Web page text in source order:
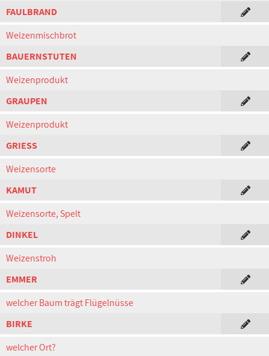
FAULBRAND
Weizenmischbrot
BAUERNSTUTEN
Weizenprodukt
GRAUPEN
Weizenprodukt
GRIESS
Weizensorte
KAMUT
Weizensorte, Spelt
DINKEL
Weizenstroh
EMMER
welcher Baum trägt Flügelnüsse
BIRKE
welcher Ort?